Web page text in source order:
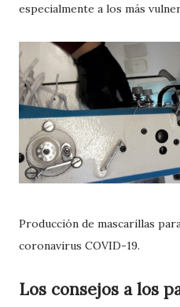
especialmente a los más
Producción de mascarillas
coronavirus COVID-19.
Los consejos a los